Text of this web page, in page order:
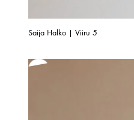
Saija Halko | Viiru 5